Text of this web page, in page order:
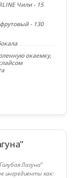
Чили - 15
- 130
окаемку,
Лагуна”
ингредиенты как: